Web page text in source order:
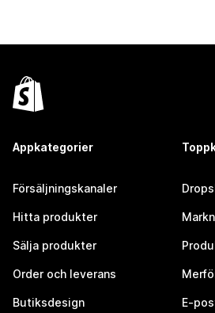
Appkategorier
Försäljningskanaler
Hitta produkter
Sälja produkter
Order och leverans
Butiksdesign E-